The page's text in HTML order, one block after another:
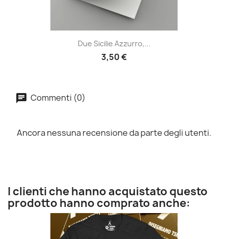
Due Sicilie Azzurro,...
3,50 €
Commenti (0)
Ancora nessuna recensione da parte degli utenti.
I clienti che hanno acquistato questo
prodotto hanno comprato anche: